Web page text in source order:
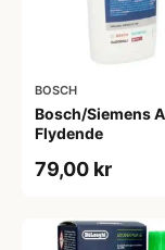
BOSCH
Bosch/Siemens
Flydende
79,00 kr